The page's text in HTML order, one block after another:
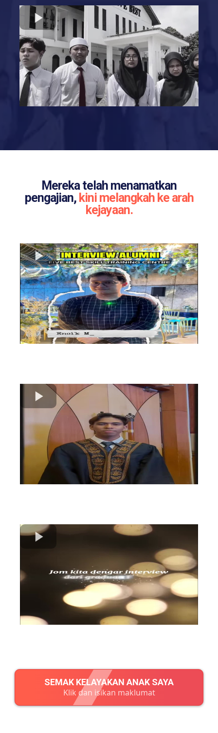
Mereka telah menamatkan
pengajian, kini melangkah ke arah
kejayaan.
SEMAK KELAYAKAN ANAK SAYA
Klik dan isikan maklumat